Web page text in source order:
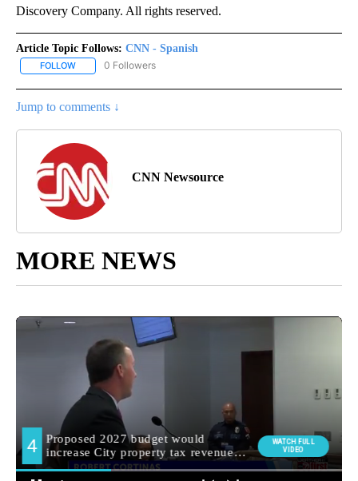
Discovery Company. All rights reserved.
Article Topic Follows: CNN - Spanish
FOLLOW FOLLOW "CNN - SPANISH" TO RECEIVE NOTIFICATIONS ABOUT
0 Followers
Jump to comments ↓
CNN Newsource
MORE NEWS